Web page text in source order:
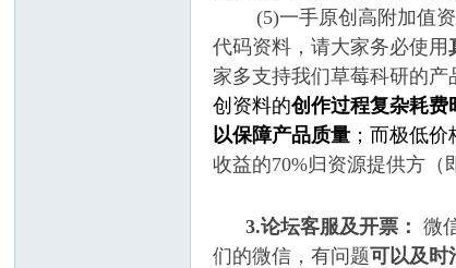
(5)一手原创高附加值资
代码资料，请大家务必使用
家多支持我们草莓科研的
创资料的创作过程复杂耗费
以保障产品质量 ；而极低
收益的70%归资源提供方（
3.论坛客服及开票：微
们的微信，有问题可以及时